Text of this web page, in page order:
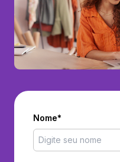
Nome*